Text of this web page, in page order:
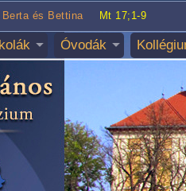
és Bettina Mt 17;1-9
Óvodák